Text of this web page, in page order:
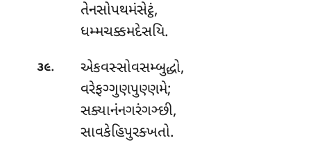
તેનસોપથમંસેટ્ઠં,
ધમ્મચક્કમદેસયિ.
૩૯. એકવસ્સોવસમ્બુદ્ધો,
વરેફગ્ગુણપુણ્ણમે;
સક્યાનંનગરંગઞ્છી,
સાવકેહિપુરક્ખતો.